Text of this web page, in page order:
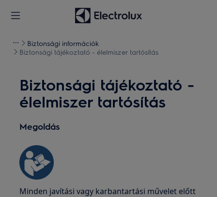
Biztonsági információk
Biztonsági tájékoztató - élelmiszer tartósítás
Biztonsági tájékoztató -
élelmiszer tartósítás
Megoldás
Minden javítási vagy karbantartási művelet előtt